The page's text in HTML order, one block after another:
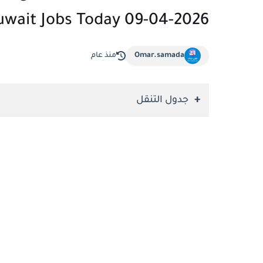
Jobs Today 09-04-2026
Omar.samada منذ عام
جدول التنقل